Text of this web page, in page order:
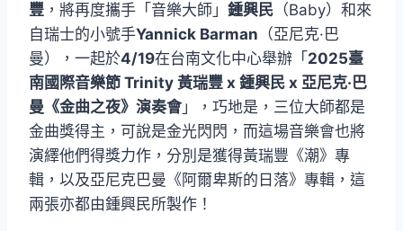
豐 ，將再度攜手「音樂大師」 鍾興民 （Baby）和來
自瑞士的小號手Yannick Barman （亞尼克·巴
曼），一起於4/19在台南文化中心舉辦「 2025臺
南國際音樂節 Trinity 黃瑞豐 x 鍾興民 x 亞尼克·巴
曼《金曲之夜》演奏會」，巧地是，三位大師都是
金曲獎得主，可說是金光閃閃，而這場音樂會也將
演繹他們得獎力作，分別是獲得黃瑞豐《潮》專
輯，以及亞尼克巴曼《阿爾卑斯的日落》專輯，這
兩張亦都由鍾興民所製作！